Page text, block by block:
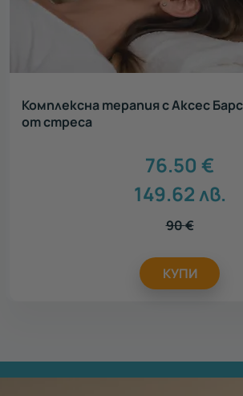
Комплексна терапия с Аксес
от стреса
76.50 €
149.62лв.
90€
КУПИ